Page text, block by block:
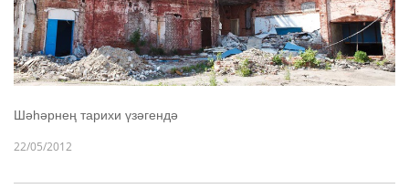
Шәһәрнең тарихи үзәгендә
22/05/2012